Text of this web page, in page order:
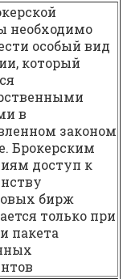
необходимо
особый вид
который
в
законом
Брокерским
доступ к
бирж
только при
пакета